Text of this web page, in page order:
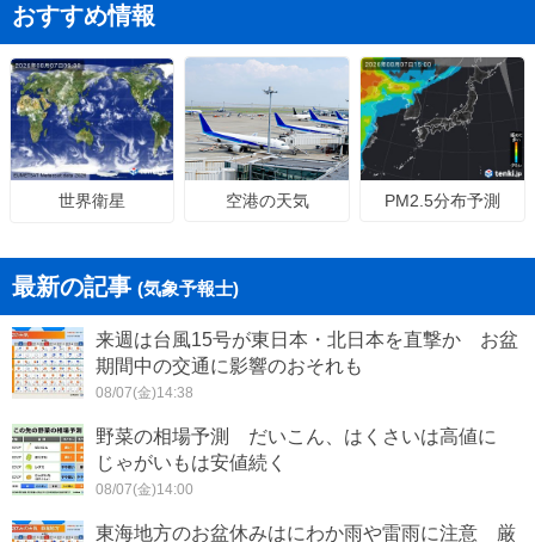
おすすめ情報
世界衛星 空港の天気 PM2.5分布予測
最新の記事 (気象予報士)
来週は台風15号が東日本・北日本を直撃か お盆
期間中の交通に影響のおそれも
08/07(金)14:38
野菜の相場予測 だいこん、はくさいは高値に
じゃがいもは安値続く
08/07(金)14:00
東海地方のお盆休みはにわか雨や雷雨に注意 厳